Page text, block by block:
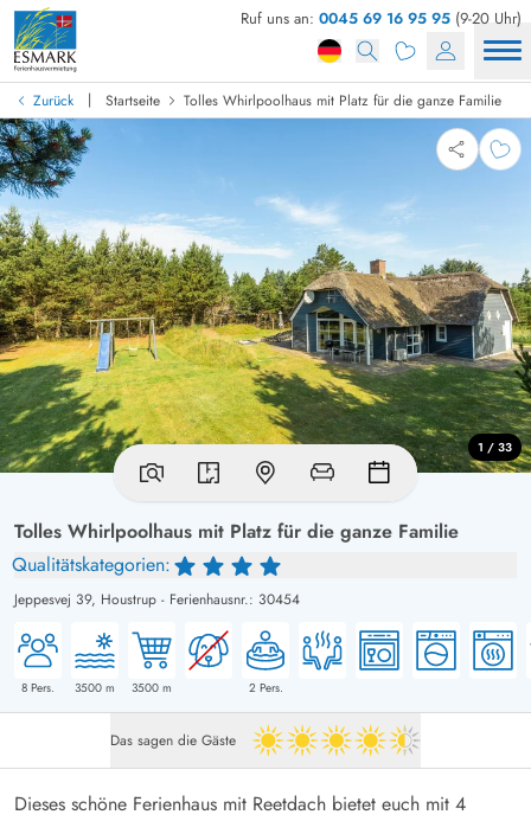
Ruf uns an: 0045 69 16 95 95 (9-20 Uhr)
Zurück | Startseite Tolles Whirlpoolhaus mit Platz für die ganze Familie
Tolles Whirlpoolhaus mit Platz für die ganze Familie
Qualitätskategorien:
Jeppesvej 39, Houstrup - Ferienhausnr.: 30454
8 Pers. 3500 m 3500 m 2 Pers.
1 / 33
Das sagen die Gäste 4.5 von 5
Dieses schöne Ferienhaus mit Reetdach bietet euch mit 4